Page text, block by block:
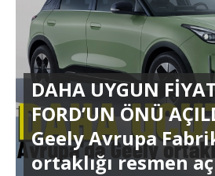
DAHA UYGUN
FORD’UN ÖNÜ
Geely Avrupa
ortaklığı resmen